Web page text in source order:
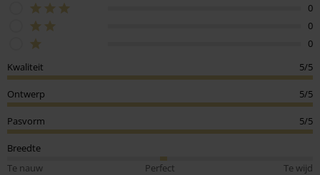
0
0
0
Kwaliteit
5/5
Ontwerp 5/5
Pasvorm 5/5
Breedte
Te nauw
Perfect
Te wijd